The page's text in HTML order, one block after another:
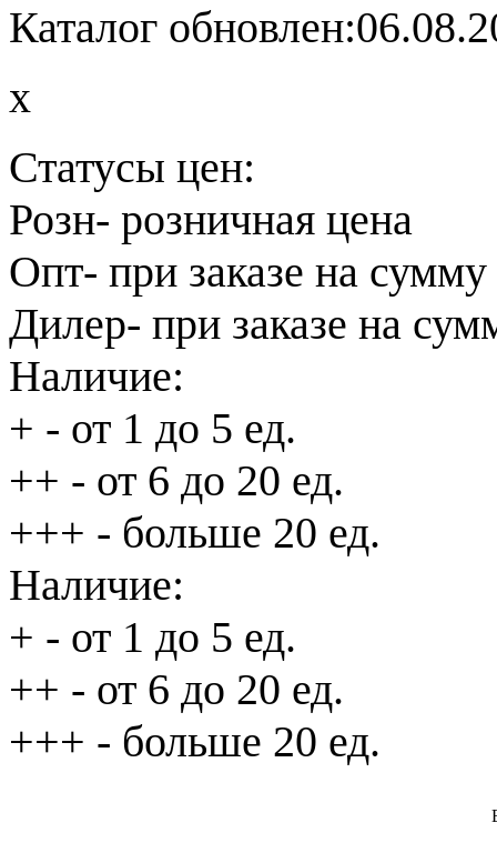
Каталог
x
Статусы цен:
Розн- розничная цена
Опт- при заказе на
Дилер- при заказе на
Наличие:
+ - от 1 до 5 ед.
++ - от 6 до 20 ед.
+++ - больше 20 ед.
Наличие:
+ - от 1 до 5 ед.
++ - от 6 до 20 ед.
+++ - больше 20 ед.